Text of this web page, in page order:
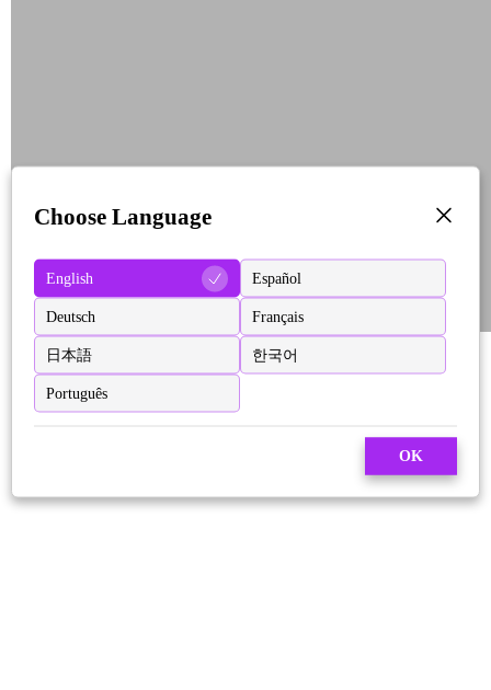
Choose Language
English Español
Deutsch Français
日本語 한국어
Português
OK